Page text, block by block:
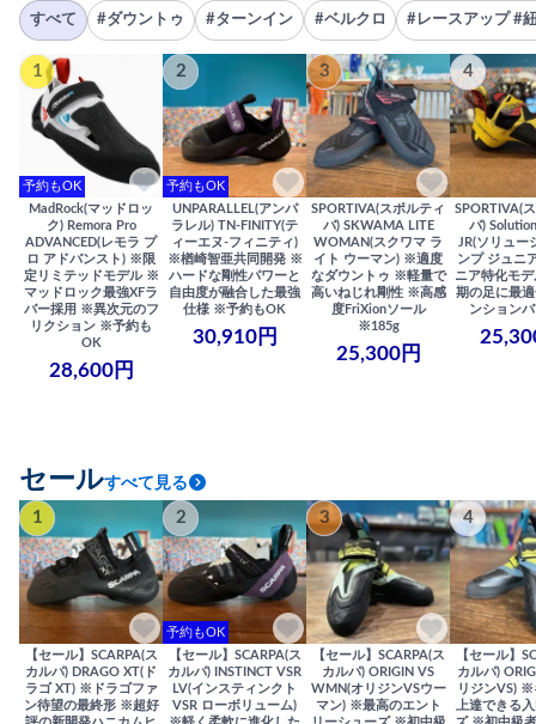
すべて #ダウントゥ #ターンイン #ベルクロ #レースアップ #
1
予約もOK
MadRock(マッドロッ
ク) Remora Pro
ADVANCED(レモラ プ
ロ アドバンスト) ※限
定リミテッドモデル ※
マッドロック最強XFラ
バー採用 ※異次元のフ
リクション ※予約も
OK
28,600円
2
予約もOK
UNPARALLEL(アンパ
ラレル) TN-FINITY(テ
ィーエヌ-フィニティ)
※楢崎智亜共同開発 ※
ハードな剛性パワーと
自由度が融合した最強
仕様 ※予約もOK
30,910円
3
SPORTIVA(スポルティ
バ) SKWAMA LITE
WOMAN(スクワマ ラ
イト ウーマン) ※適度
なダウントゥ ※軽量で
高いねじれ剛性 ※高感
度FriXionソール
※185g
25,300円
4
SPORTIVA(
バ)
JR(ソリュー
ンプ ジュニ
ニア特化モ
期の足に最
ンション
セールすべて見る
1
【セール】SCARPA(ス
カルパ) DRAGO XT(ド
ラゴ XT) ※ドラゴファ
ン待望の最終形 ※超好
2
予約もOK
【セール】SCARPA(ス
カルパ) INSTINCT VSR
LV(インスティンクト
VSR ローボリューム)
3
【セール】SCARPA(ス
カルパ) ORIGIN VS
WMN(オリジンVSウー
マン) ※最高のエント
4
【セール】
カルパ)
リジンVS) ※
上達できる